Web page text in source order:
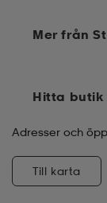
Mer från
Hitta butik
Adresser och
Till karta